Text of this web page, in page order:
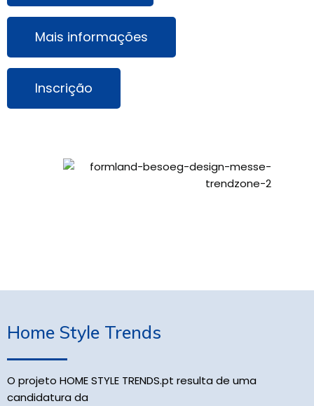
Mais informações
Inscrição
Home Style Trends
O projeto HOME STYLE TRENDS.pt resulta de uma
candidatura da